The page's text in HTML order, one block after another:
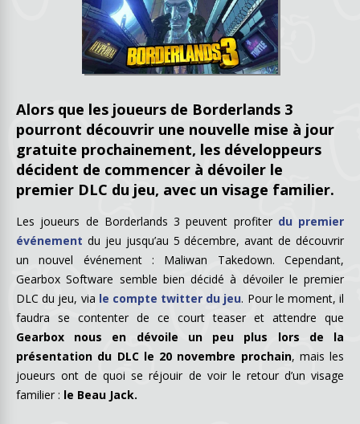
Alors que les joueurs de Borderlands 3
pourront découvrir une nouvelle mise à jour
gratuite prochainement, les développeurs
décident de commencer à dévoiler le
premier DLC du jeu, avec un visage familier.
Les joueurs de Borderlands 3 peuvent profiter du premier
événement du jeu jusqu’au 5 décembre, avant de découvrir
un nouvel événement : Maliwan Takedown. Cependant,
Gearbox Software semble bien décidé à dévoiler le premier
DLC du jeu, via le compte twitter du jeu. Pour le moment, il
faudra se contenter de ce court teaser et attendre que
Gearbox nous en dévoile un peu plus lors de la
présentation du DLC le 20 novembre prochain, mais les
joueurs ont de quoi se réjouir de voir le retour d’un visage
familier : le Beau Jack.